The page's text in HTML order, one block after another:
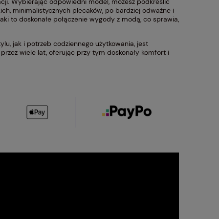
minimalistycznych plecaków, po bardziej odważne i
to doskonałe połączenie wygody z modą, co sprawia,
jak i potrzeb codziennego użytkowania, jest
wiele lat, oferując przy tym doskonały komfort i